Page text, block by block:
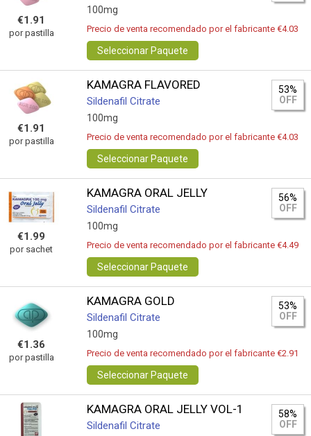
€1.91
por pastilla
100mg
Precio de venta recomendado por el fabricante €4.03
Seleccionar Paquete
€1.91
por pastilla
KAMAGRA FLAVORED
Sildenafil Citrate
100mg
53%
OFF
Precio de venta recomendado por el fabricante €4.03
Seleccionar Paquete
€1.99
por sachet
KAMAGRA ORAL JELLY
Sildenafil Citrate
100mg
56%
OFF
Precio de venta recomendado por el fabricante €4.49
Seleccionar Paquete
€1.36
por pastilla
KAMAGRA GOLD
Sildenafil Citrate
100mg
53%
OFF
Precio de venta recomendado por el fabricante €2.91
Seleccionar Paquete
KAMAGRA ORAL JELLY VOL-1
Sildenafil Citrate
58%
OFF